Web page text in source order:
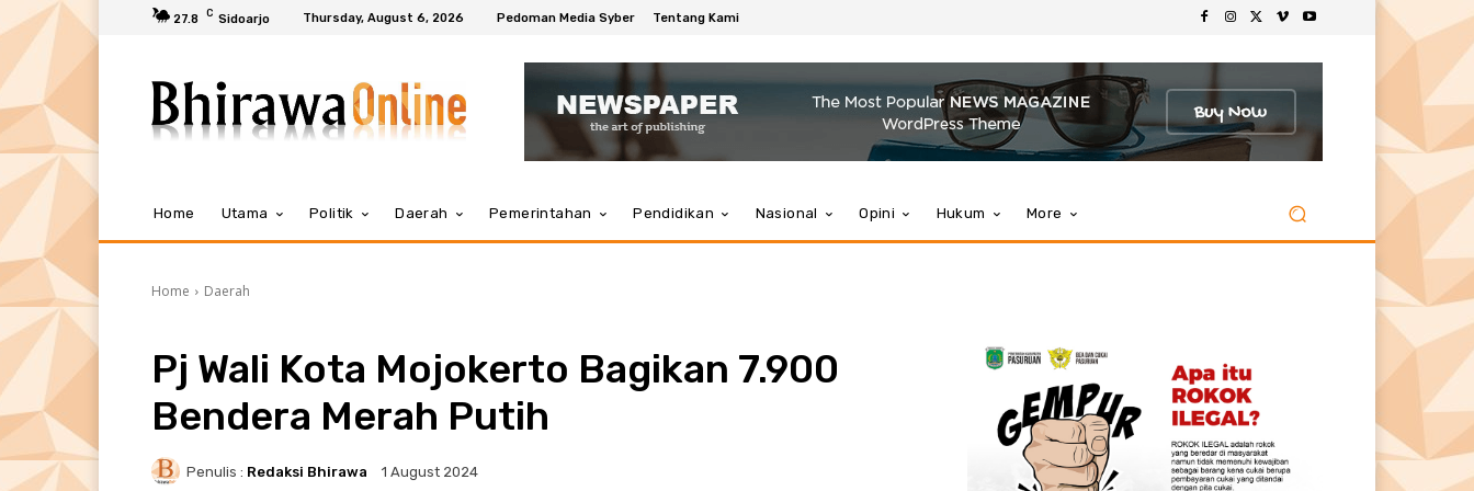
27.8 C Sidoarjo Thursday, August 6, 2026 Pedoman Media Syber Tentang Kami
Home Utama Politik Daerah Pemerintahan Pendidikan Nasional Opini Hukum More
Home Daerah
Pj Wali Kota Mojokerto Bagikan 7.900
Bendera Merah Putih
Penulis : Redaksi Bhirawa 1 August 2024